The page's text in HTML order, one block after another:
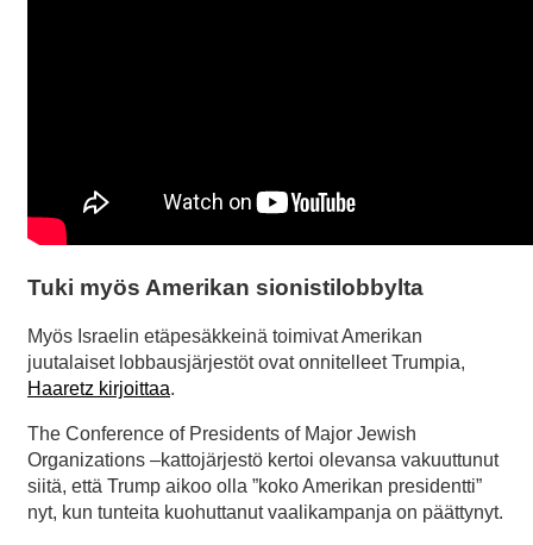
Tuki myös Amerikan sionistilobbylta
Myös Israelin etäpesäkkeinä toimivat Amerikan
juutalaiset lobbausjärjestöt ovat onnitelleet Trumpia,
Haaretz kirjoittaa.
The Conference of Presidents of Major Jewish
Organizations –kattojärjestö kertoi olevansa vakuuttunut
siitä, että Trump aikoo olla ”koko Amerikan presidentti”
nyt, kun tunteita kuohuttanut vaalikampanja on päättynyt.